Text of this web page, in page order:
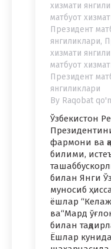
хизмати
матбуот
Президент
янгиликлари,
хизмати
матбуот
Президент
янгиликлари
By Raqobat
Ўзбекистон
фармони ва
билими,
билан Янги
муносиб
ёшлар
ва“Мард
билан
Ёшлар